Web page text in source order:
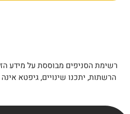
רשימת הסניפים מבוססת על מידע
הרשתות, יתכנו שינויים, גיפטא